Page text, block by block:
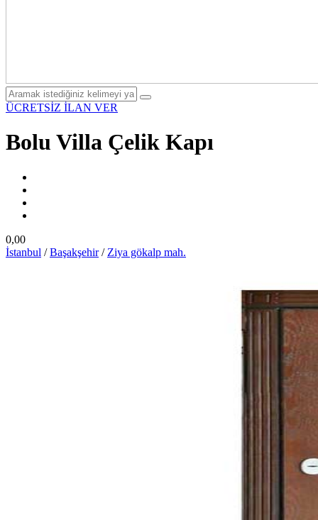
ÜCRETSİZ İLAN VER
Bolu Villa Çelik Kapı
0,00
İstanbul /Başakşehir/ Ziya gökalp mah.